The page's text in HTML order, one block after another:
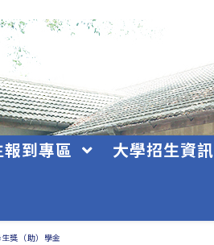
報到專區 大學招生資訊
獎（助）學金